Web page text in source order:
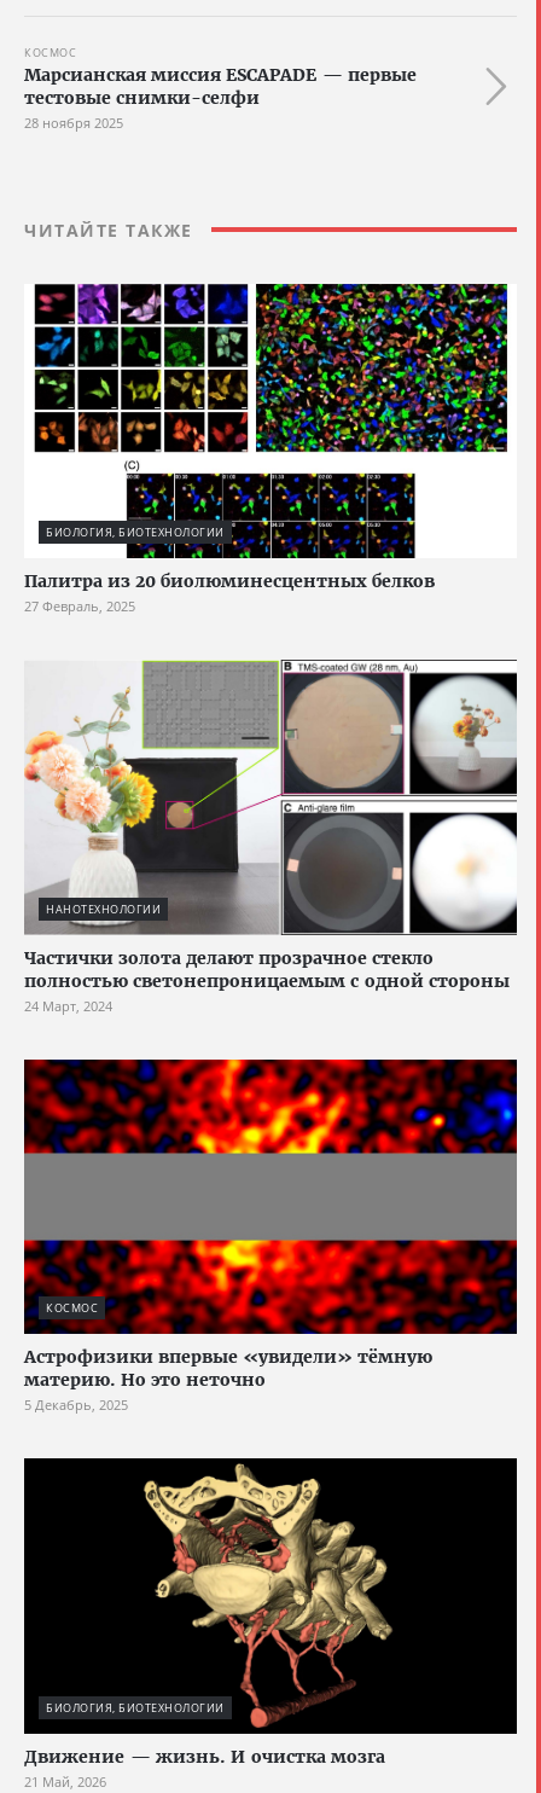
КОСМОС
Марсианская миссия ESCAPADE — первые
тестовые снимки-селфи
28 ноября 2025
ЧИТАЙТЕ ТАКЖЕ
БИОЛОГИЯ, БИОТЕХНОЛОГИИ
Палитра из 20 биолюминесцентных белков
27 Февраль, 2025
НАНОТЕХНОЛОГИИ
Частички золота делают прозрачное стекло
полностью светонепроницаемым с одной стороны
24 Март, 2024
КОСМОС
Астрофизики впервые «увидели» тёмную
материю. Но это неточно
5 Декабрь, 2025
БИОЛОГИЯ, БИОТЕХНОЛОГИИ
Движение — жизнь. И очистка мозга
21 Май, 2026